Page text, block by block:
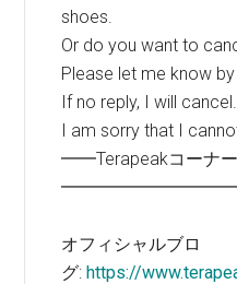
shoes.
Or do you want to
Please let me know
If no reply, I will cancel.
I am sorry that I
━━Terapeakコーナー
オフィシャルブロ
グ:https://